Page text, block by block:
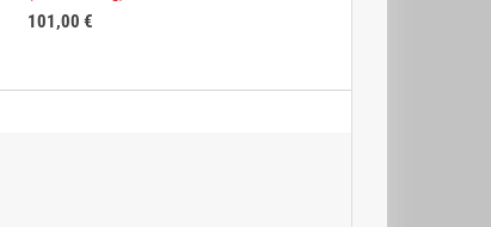
101,00 €